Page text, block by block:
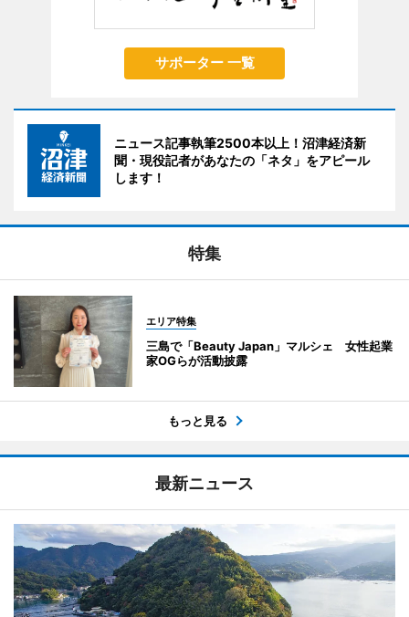
サポーター 一覧
ニュース記事執筆2500本以上！沼津経済新
聞・現役記者があなたの「ネタ」をアピール
します！
特集
エリア特集
三島で「Beauty Japan」マルシェ 女性起業
家OGらが活動披露
もっと見る
最新ニュース